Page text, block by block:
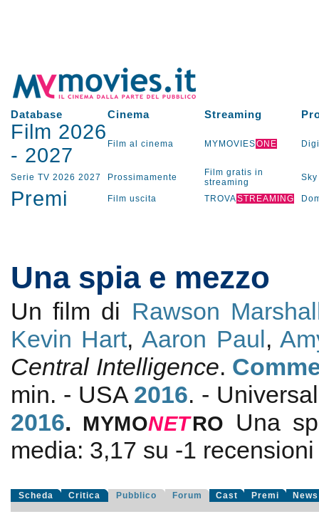
Database Cinema Streaming
Film 2026
- 2027 Film al cinema MYMOVIESONE
Serie TV 2026 2027 Prossimamente
Film gratis in
streaming
Sky
Premi Film uscita TROVASTREAMING
Una spia e mezzo
Un film di Rawson
Kevin Hart, Aaron Paul,
Central Intelligence.
min. - USA 2016. -
2016. MYMONETRO
Una
media: 3,17 su -1
Scheda Critica Pubblico Forum Cast Premi News